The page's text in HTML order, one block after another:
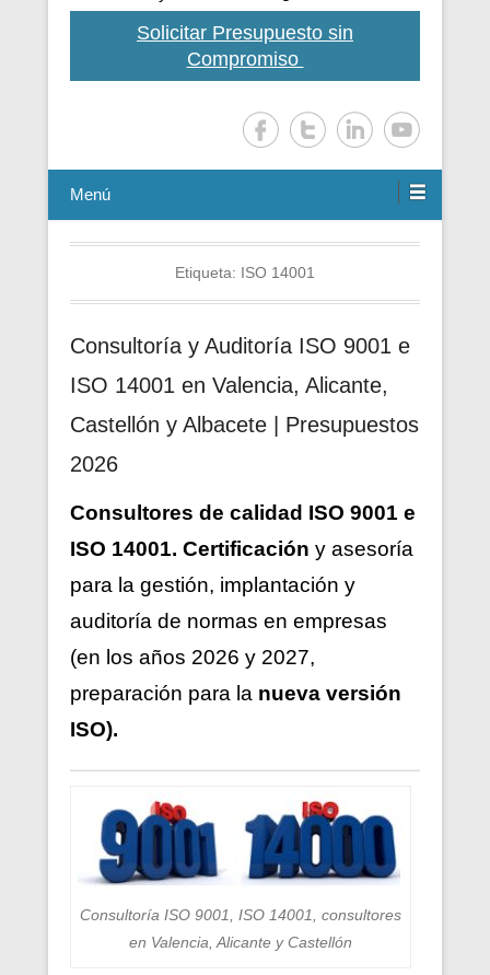
Solicitar Presupuesto sin
Compromiso
Menú
Etiqueta: ISO 14001
Consultoría y Auditoría ISO 9001 e
ISO 14001 en Valencia, Alicante,
Castellón y Albacete | Presupuestos
2026
Consultores de calidad ISO 9001 e
ISO 14001. Certificación y asesoría
para la gestión, implantación y
auditoría de normas en empresas
(en los años 2026 y 2027,
preparación para la nueva versión
ISO).
Consultoría ISO 9001, ISO 14001, consultores
en Valencia, Alicante y Castellón